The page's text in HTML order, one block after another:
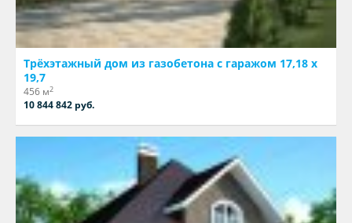
Трёхэтажный дом из газобетона с гаражом 17,18 х
19,7
456 м2
10 844 842 руб.